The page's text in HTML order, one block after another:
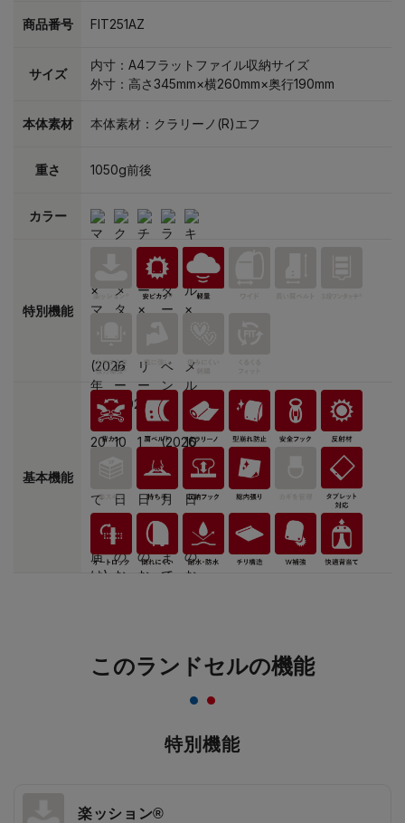
商品番号 FIT251AZ
サイズ
内寸：A4フラットファイル収納サイズ
外寸：高さ345mm×横260mm×奥行190mm
本体素材 本体素材：クラリーノ(R)エフ
重さ 1050g前後
カラー
特別機能
基本機能
このランドセルの機能
特別機能
楽ッション®